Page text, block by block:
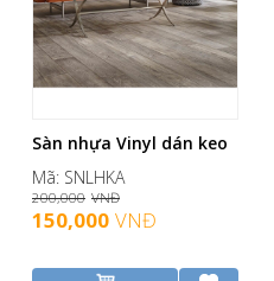
Sàn nhựa Vinyl dán keo
Mã: SNLHKA
200,000 VNĐ
150,000 VNĐ